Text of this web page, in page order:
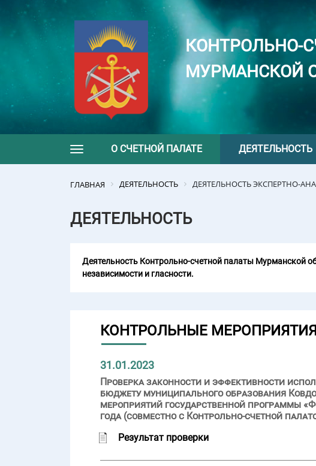
КОНТРОЛЬНО-
МУРМАНСКОЙ
Toggle navigation
О СЧЕТНОЙ ПАЛАТЕ ДЕЯТЕЛЬНОСТЬ
ГЛАВНАЯ ДЕЯТЕЛЬНОСТЬ ДЕЯТЕЛЬНОСТЬ ЭКСПЕРТНО-
ДЕЯТЕЛЬНОСТЬ
Деятельность Контрольно-счетной палаты Мурманской
независимости и гласности.
КОНТРОЛЬНЫЕ МЕРОПРИЯТИЯ
31.01.2023
Проверка законности и эффективности
бюджету муниципального образования
мероприятий государственной программы
года (совместно с Контрольно-счетной
Результат проверки